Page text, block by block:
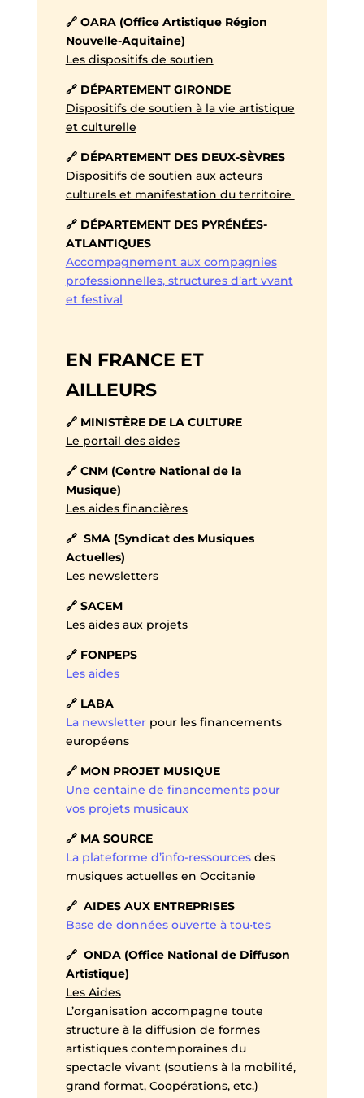
🔗 OARA (Office Artistique Région
Nouvelle-Aquitaine)
Les dispositifs de soutien
🔗 DÉPARTEMENT GIRONDE
Dispositifs de soutien à la vie artistique
et culturelle
🔗 DÉPARTEMENT DES DEUX-SÈVRES
Dispositifs de soutien aux acteurs
culturels et manifestation du territoire
🔗 DÉPARTEMENT DES PYRÉNÉES-
ATLANTIQUES
Accompagnement aux compagnies
professionnelles, structures d’art vvant
et festival
EN FRANCE ET
AILLEURS
🔗 MINISTÈRE DE LA CULTURE
Le portail des aides
🔗 CNM (Centre National de la
Musique)
Les aides financières
🔗 SMA (Syndicat des Musiques
Actuelles)
Les newsletters
🔗 SACEM
Les aides aux projets
🔗 FONPEPS
Les aides
🔗 LABA
La newsletterpour les financements
européens
🔗 MON PROJET MUSIQUE
Une centaine de financements pour
vos projets musicaux
🔗 MA SOURCE
La plateforme d’info-ressourcesdes
musiques actuelles en Occitanie
🔗 AIDES AUX ENTREPRISES
Base de données ouverte à tou•tes
🔗 ONDA (Office National de Diffuson
Artistique)
Les Aides
L’organisation accompagne toute
structure à la diffusion de formes
artistiques contemporaines du
spectacle vivant (soutiens à la mobilité,
grand format, Coopérations, etc.)